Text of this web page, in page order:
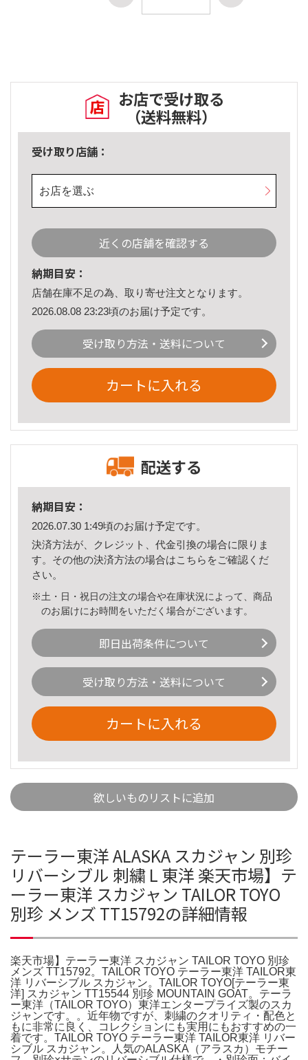
お店で受け取る
（送料無料）
受け取り店舗：
お店を選ぶ
近くの店舗を確認する
納期目安：
店舗在庫不足の為、取り寄せ注文となります。
2026.08.08 23:23頃のお届け予定です。
受け取り方法・送料について
カートに入れる
配送する
納期目安：
2026.07.30 1:49頃のお届け予定です。
決済方法が、クレジット、代金引換の場合に限りま
す。その他の決済方法の場合はこちら をご確認くだ
さい。
※土・日・祝日の注文の場合や在庫状況によって、商品
のお届けにお時間をいただく場合がございます。
即日出荷条件について
受け取り方法・送料について
カートに入れる
欲しいものリストに追加
テーラー東洋 ALASKA スカジャン 別珍
リバーシブル 刺繍 L 東洋 楽天市場】テ
ーラー東洋 スカジャン TAILOR TOYO
別珍 メンズ TT15792の詳細情報
楽天市場】テーラー東洋 スカジャン TAILOR TOYO 別珍
メンズ TT15792。TAILOR TOYO テーラー東洋 TAILOR東
洋 リバーシブル スカジャン。TAILOR TOYO[テーラー東
洋] スカジャン TT15544 別珍 MOUNTAIN GOAT。テーラ
ー東洋（TAILOR TOYO）東洋エンタープライズ製のスカ
ジャンです。。近年物ですが、刺繍のクオリティ・配色と
もに非常に良く、コレクションにも実用にもおすすめの一
着です。TAILOR TOYO テーラー東洋 TAILOR東洋 リバー
シブル スカジャン。人気のALASKA（アラスカ）モチー